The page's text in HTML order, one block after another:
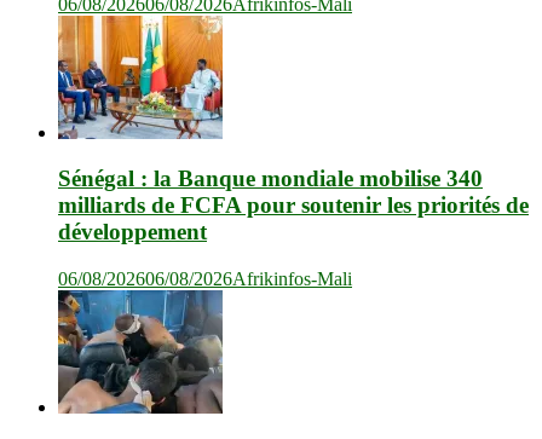
Sénégal : la Banque mondiale mobilise 340
milliards de FCFA pour soutenir les priorités de
développement
06/08/202606/08/2026Afrikinfos-Mali